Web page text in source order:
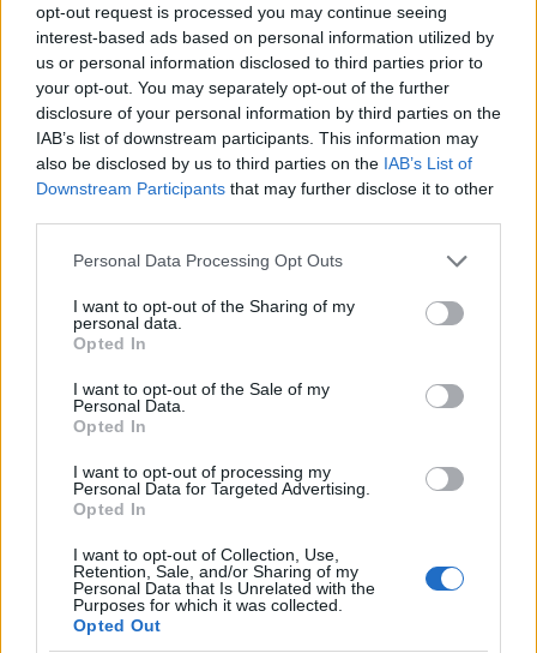
opt-out request is processed you may continue seeing
interest-based ads based on personal information utilized by
us or personal information disclosed to third parties prior to
your opt-out. You may separately opt-out of the further
disclosure of your personal information by third parties on the
IAB’s list of downstream participants. This information may
also be disclosed by us to third parties on the IAB’s List of
Downstream Participants that may further disclose it to other
Please note that this website/app uses one or more Google
not limited to your visit or usage behaviour. You may click to
grant or deny consent to Google and its third-party tags to
use your data for below specified purposes in below Google
consent section.
Personal Data Processing Opt Outs
I want to opt-out of the Sharing of my
personal data.
Opted In
I want to opt-out of the Sale of my
Personal Data.
Opted In
I want to opt-out of processing my
Personal Data for Targeted Advertising.
Opted In
I want to opt-out of Collection, Use,
Retention, Sale, and/or Sharing of my
Personal Data that Is Unrelated with the
Purposes for which it was collected.
Opted Out
Feliratkozom a hírlevélre és elfogadom azadatvédelmi
szabályzatot!
FELIRATKOZÁS
LEGFRISSEBB
Országos hírek hőség Duna
vízgyűjtőjére
segítik a vadállományt a somogyi
erdőkben
Aktuális
Kevesebb fényt!